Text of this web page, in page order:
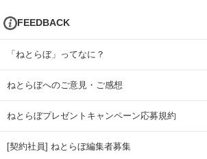
FEEDBACK
「ねとらぼ」ってなに？
ねとらぼへのご意見・ご感想
ねとらぼプレゼントキャンペーン応募規約
[契約社員] ねとらぼ編集者募集